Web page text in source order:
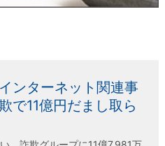
ンターネット関連事
で11億円だまし取ら